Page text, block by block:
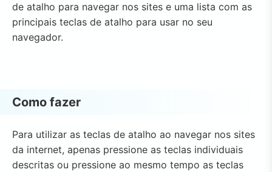
de atalho para navegar nos sites e uma lista com as
principais teclas de atalho para usar no seu
navegador.
Como fazer
Para utilizar as teclas de atalho ao navegar nos sites
da internet, apenas pressione as teclas individuais
descritas ou pressione ao mesmo tempo as teclas